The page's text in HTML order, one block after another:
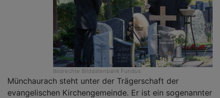
Bildrechte Bilddatenbank Fundus
Münchaurach steht unter der Trägerschaft der
evangelischen Kirchengemeinde. Er ist ein sogenannter